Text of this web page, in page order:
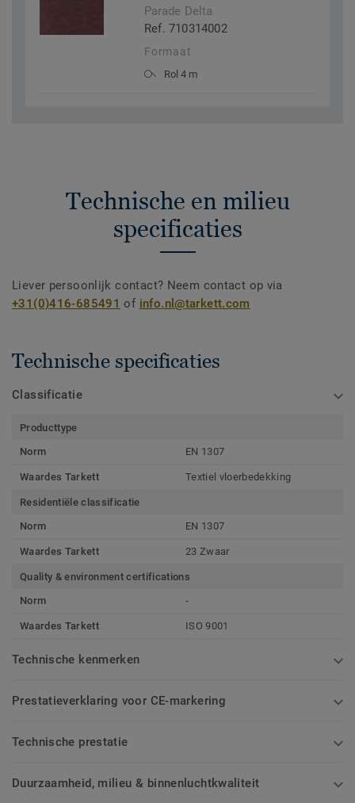
Parade Delta
Ref. 710314002
Formaat
Rol 4 m
Technische en milieu
specificaties
Liever persoonlijk contact? Neem contact op via
+31(0)416-685491 of info.nl@tarkett.com
Technische specificaties
Classificatie
Producttype
Norm
EN 1307
Waardes Tarkett Textiel vloerbedekking
Residentiële classificatie
Norm
EN 1307
Waardes Tarkett 23 Zwaar
Quality & environment certifications
Norm
-
Waardes Tarkett ISO 9001
Technische kenmerken
Prestatieverklaring voor CE-markering
Technische prestatie
Duurzaamheid, milieu & binnenluchtkwaliteit